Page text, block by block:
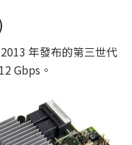
年發布的第三世代
Gbps。